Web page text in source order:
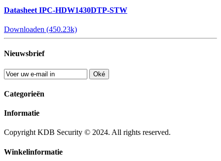
Datasheet IPC-HDW1430DTP-STW
Downloaden (450.23k)
Nieuwsbrief
Oké
Categorieën
Informatie
Copyright KDB Security © 2024. All rights reserved.
Winkelinformatie